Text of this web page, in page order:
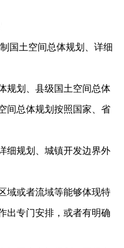
土空间总体规划、详细
划、县级国土空间总体
间总体规划按照国家、省
规划、城镇开发边界外
或者流域等能够体现特
出专门安排，或者有明确